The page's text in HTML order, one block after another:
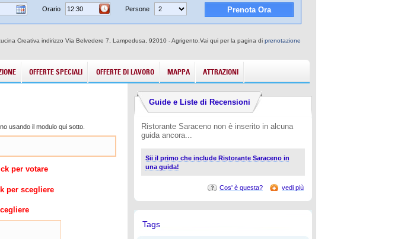
Orario Persone
Creativa indirizzo Via Belvedere 7, Lampedusa, 92010 - Agrigento.Vai qui per la pagina di prenotazione
OFFERTE SPECIALI OFFERTE DI LAVORO MAPPA ATTRAZIONI
usando il modulo qui sotto.
per votare
per scegliere
Guide e Liste di Recensioni
Ristorante Saraceno non è inserito in alcuna
guida ancora...
Sii il primo che include Ristorante Saraceno in
una guida!
Cos' è questa? vedi più
Tags